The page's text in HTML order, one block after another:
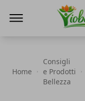
Home
Consigli
e Prodotti
Bellezza